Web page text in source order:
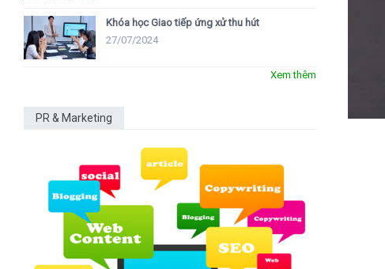
Khóa học Giao tiếp ứng xử thu hút
27/07/2024
Xem thêm
PR & Marketing